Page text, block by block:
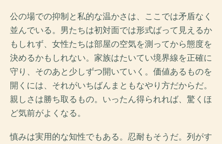
公の場での抑制と私的な温かさは、ここでは矛盾なく
並んでいる。男たちは初対面では形式ばって見えるか
もしれず、女性たちは部屋の空気を測ってから態度を
決めるかもしれない。家族はたいてい境界線を正確に
守り、そのあと少しずつ開いていく。価値あるものを
開くには、それがいちばんまともなやり方だからだ。
親しさは勝ち取るもの。いったん得られれば、驚くほ
ど気前がよくなる。
慎みは実用的な知性でもある。忍耐もそうだ。列がす